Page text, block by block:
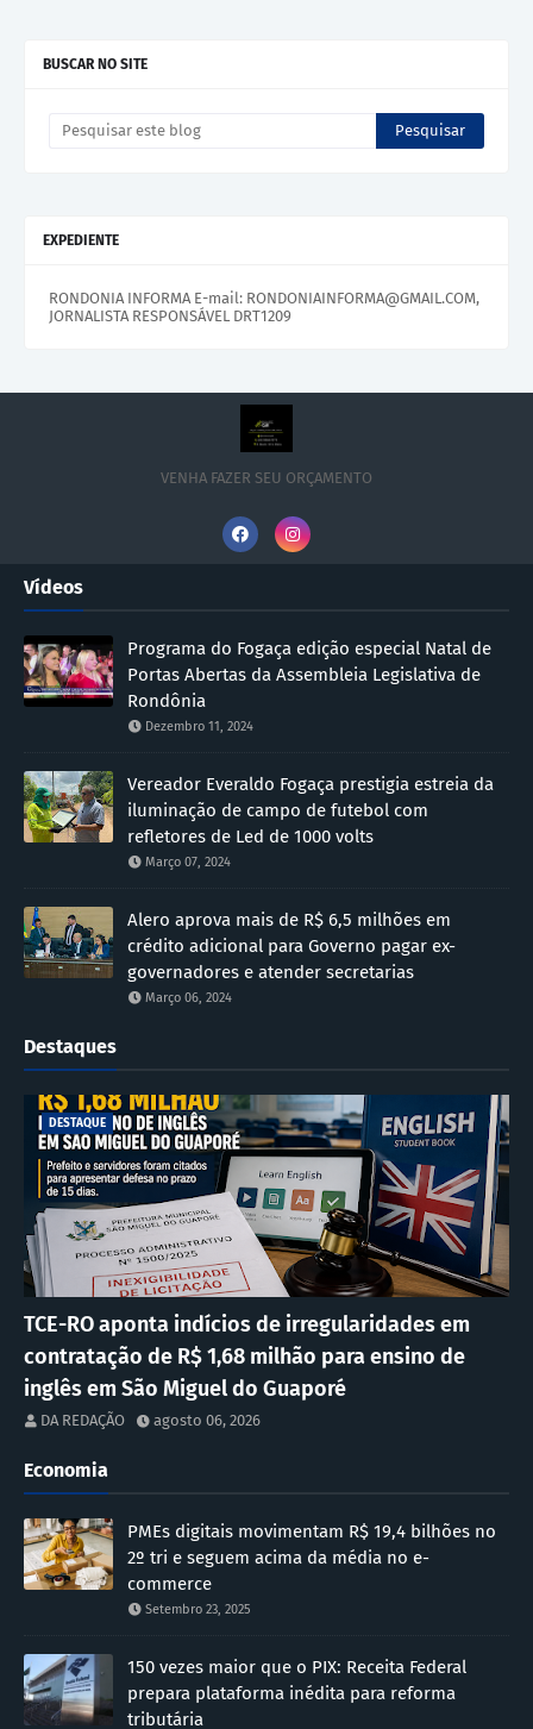
BUSCAR NO SITE
EXPEDIENTE
RONDONIA INFORMA E-mail: RONDONIAINFORMA@GMAIL.COM,
JORNALISTA RESPONSÁVEL DRT1209
VENHA FAZER SEU ORÇAMENTO
Vídeos
Programa do Fogaça edição especial Natal de
Portas Abertas da Assembleia Legislativa de
Rondônia
Dezembro 11, 2024
Vereador Everaldo Fogaça prestigia estreia da
iluminação de campo de futebol com
refletores de Led de 1000 volts
Março 07, 2024
Alero aprova mais de R$ 6,5 milhões em
crédito adicional para Governo pagar ex-
governadores e atender secretarias
Março 06, 2024
Destaques
DESTAQUE
TCE-RO aponta indícios de irregularidades em
contratação de R$ 1,68 milhão para ensino de
inglês em São Miguel do Guaporé
DA REDAÇÃO agosto 06, 2026
Economia
PMEs digitais movimentam R$ 19,4 bilhões no
2º tri e seguem acima da média no e-
commerce
Setembro 23, 2025
150 vezes maior que o PIX: Receita Federal
prepara plataforma inédita para reforma
tributária